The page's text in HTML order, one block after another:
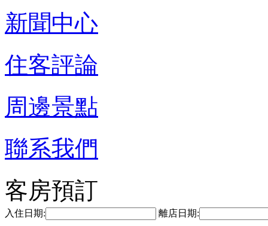
新聞中心
住客評論
周邊景點
聯系我們
客房預訂
入住日期: 離店日期: